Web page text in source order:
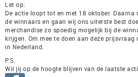
Let op:
De actie loopt tot en met 18 oktober.
de winnaars en gaan wij ons uiterste best
merchandise zo spoedig mogelijk bij de
krijgen. Om mee te doen aan deze
in Nederland.
P.S.
Wil jij op de hoogte blijven van de laatste